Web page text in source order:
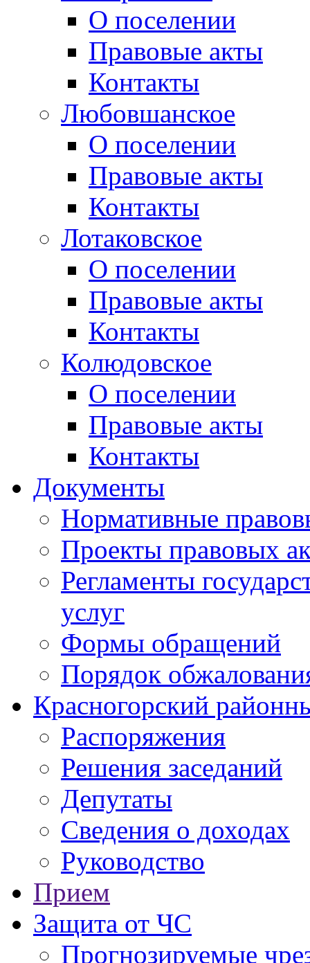
О поселении
Правовые акты
Контакты
Любовшанское
О поселении
Правовые акты
Контакты
Лотаковское
О поселении
Правовые акты
Контакты
Колюдовское
О поселении
Правовые акты
Контакты
Документы
Нормативные
Проекты правовых
Регламенты
услуг
Формы обращений
Порядок
Красногорский
Распоряжения
Решения заседаний
Депутаты
Сведения о доходах
Руководство
Прием
Защита от ЧС
Прогнозируемые